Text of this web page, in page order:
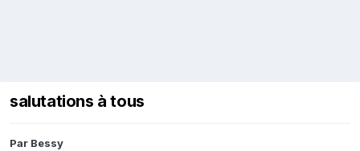
salutations à tous
Par Bessy